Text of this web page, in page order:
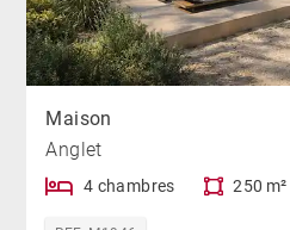
Maison
Anglet
4 chambres 250 m²